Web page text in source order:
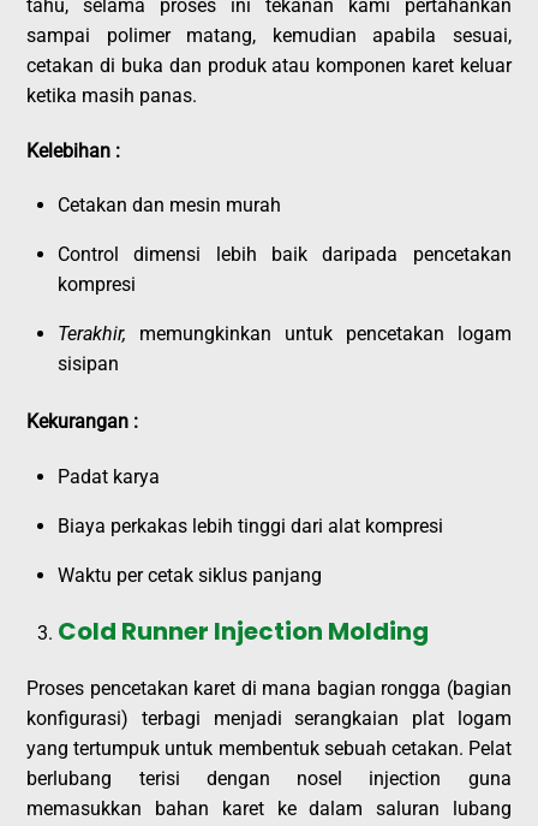
tahu, selama proses ini tekanan kami pertahankan
sampai polimer matang, kemudian apabila sesuai,
cetakan di buka dan produk atau komponen karet keluar
ketika masih panas.
Kelebihan :
Cetakan dan mesin murah
Control dimensi lebih baik daripada pencetakan
kompresi
Terakhir, memungkinkan untuk pencetakan logam
sisipan
Kekurangan :
Padat karya
Biaya perkakas lebih tinggi dari alat kompresi
Waktu per cetak siklus panjang
Cold Runner Injection Molding
Proses pencetakan karet di mana bagian rongga (bagian
konfigurasi) terbagi menjadi serangkaian plat logam
yang tertumpuk untuk membentuk sebuah cetakan. Pelat
berlubang terisi dengan nosel injection guna
memasukkan bahan karet ke dalam saluran lubang